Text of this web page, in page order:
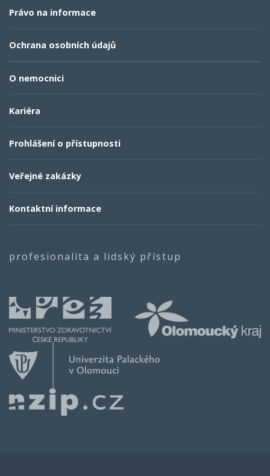
Právo na informace
Ochrana osobních údajů
O nemocnici
Kariéra
Prohlášení o přístupnosti
Veřejné zakázky
Kontaktní informace
profesionalita a lidský přístup